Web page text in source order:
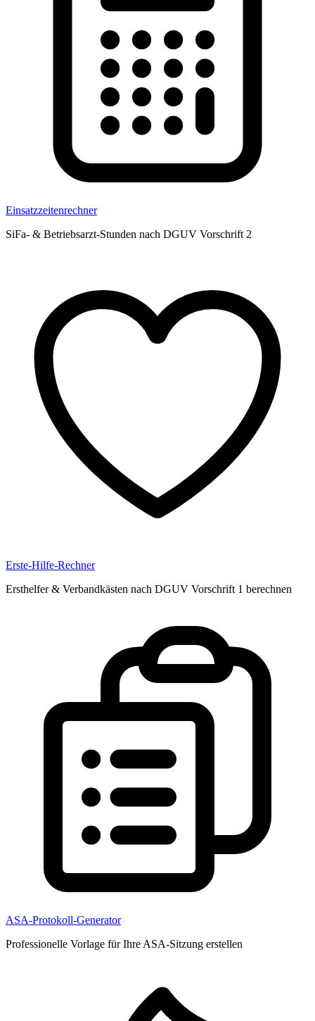
Einsatzzeitenrechner
SiFa- & Betriebsarzt-Stunden nach DGUV Vorschrift 2
Erste-Hilfe-Rechner
Ersthelfer & Verbandkästen nach DGUV Vorschrift 1 berechnen
ASA-Protokoll-Generator
Professionelle Vorlage für Ihre ASA-Sitzung erstellen